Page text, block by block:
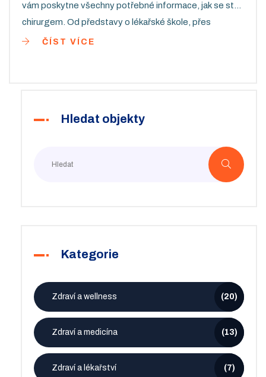
vám poskytne všechny potřebné informace, jak se stát
chirurgem. Od představy o lékařské škole, přes
chirurgický trénink až po rady pro úspěšnou kariéru v
ČÍST VÍCE
Hledat objekty
Kategorie
Zdraví a wellness (20)
Zdraví a medicína (13)
Zdraví a lékařství (7)